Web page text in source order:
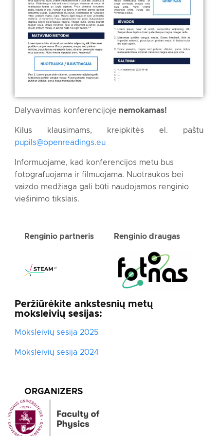
Dalyvavimas konferencijoje nemokamas!
Kilus klausimams, kreipkitės el. paštu
pupils@openreadings.eu
Informuojame, kad konferencijos metu bus
fotografuojama ir filmuojama. Nuotraukos bei
vaizdo medžiaga gali būti naudojamos renginio
viešinimo tikslais.
Renginio partneris Renginio draugas
Peržiūrėkite ankstesnių metų
moksleivių sesijas:
Moksleivių sesija 2025
Moksleivių sesija 2024
ORGANIZERS